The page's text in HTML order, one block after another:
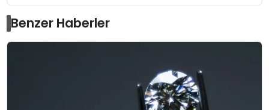
Benzer Haberler